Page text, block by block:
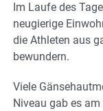
Im Laufe des
neugierige
die Athleten aus
bewundern.
Viele
Niveau gab es